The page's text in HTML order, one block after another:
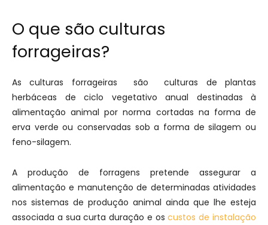
O que são culturas
forrageiras?
As culturas forrageiras são culturas de plantas
herbáceas de ciclo vegetativo anual destinadas à
alimentação animal por norma cortadas na forma de
erva verde ou conservadas sob a forma de silagem ou
feno-silagem.
A produção de forragens pretende assegurar a
alimentação e manutenção de determinadas atividades
nos sistemas de produção animal ainda que lhe esteja
associada a sua curta duração e oscustos de instalação